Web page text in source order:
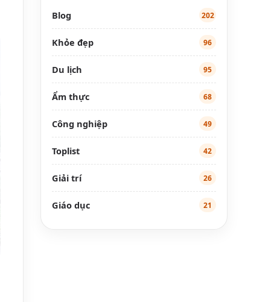
Blog 202
Khỏe đẹp 96
Du lịch 95
Ẩm thực 68
Công nghiệp 49
Toplist 42
Giải trí 26
Giáo dục 21